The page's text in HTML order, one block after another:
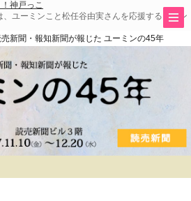
ユーミンこと松任谷由実さんを応援するファン
新聞・報知新聞が報じた ユーミンの45年